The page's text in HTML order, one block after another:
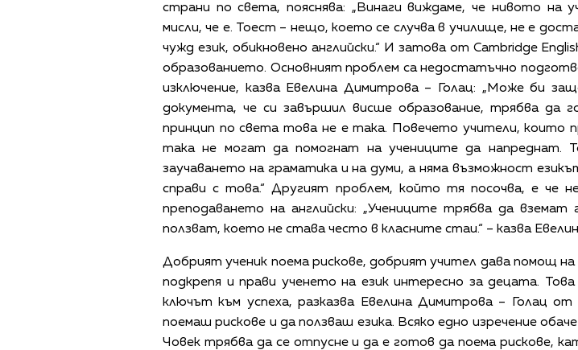
страни по света, пояснява: „Винаги виждаме, че нивото
мисли, че е. Тоест – нещо, което се случва в училище, не е
чужд език, обикновено английски.“ И затова от Cambridge
образованието. Основният проблем са недостатъчно
изключение, казва Евелина Димитрова – Голац: „Може би
документа, че си завършил висше образование, трябва да
принцип по света това не е така. Повечето учители, които
така не могат да помогнат на учениците да напреднат.
заучаването на граматика и на думи, а няма възможност
справи с това.“ Другият проблем, който тя посочва, е че
преподаването на английски: „Учениците трябва да
ползват, което не става често в класните стаи.“ – казва
Добрият ученик поема рискове, добрият учител дава помощ
подкрепя и прави ученето на език интересно за децата.
ключът към успеха, разказва Евелина Димитрова – Голац от
поемаш рискове и да ползваш езика. Всяко едно изречение
Човек трябва да се отпусне и да е готов да поема рискове,